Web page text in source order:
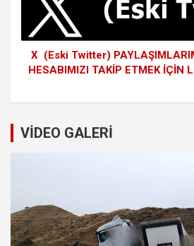
X (Eski Twitter)
HESABIMIZI TAKİP ETMEK İÇİN
VİDEO GALERİ